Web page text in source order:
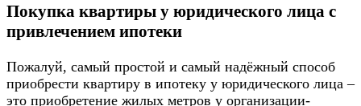
Покупка квартиры у юридического лица с
привлечением ипотеки
Пожалуй, самый простой и самый надёжный способ
приобрести квартиру в ипотеку у юридического лица –
это приобретение жилых метров у организации-